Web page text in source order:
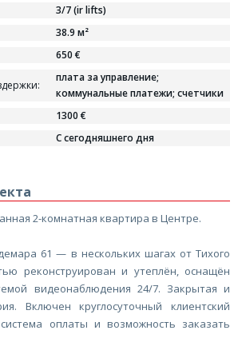
3/7 (ir lifts)
38.9 м²
650 €
плата за управление;
коммунальные платежи; cчетчики
1300 €
С сегодняшнего дня
2-комнатная квартира в Центре.
61 — в нескольких шагах от Тихого
реконструирован и утеплён, оснащён
видеонаблюдения 24/7. Закрытая и
Включен круглосуточный клиентский
оплаты и возможность заказать